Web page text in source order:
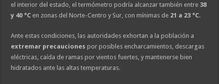
el interior del estado, el termómetro podría alcanzar también entre38
y 40 °C en zonas del Norte-Centro y Sur, con mínimas de 21 a 23 °C.
Ante estas condiciones, las autoridades exhortan a la población a
extremar precauciones por posibles encharcamientos, descargas
eléctricas, caída de ramas por vientos fuertes, y mantenerse bien
hidratados ante las altas temperaturas.